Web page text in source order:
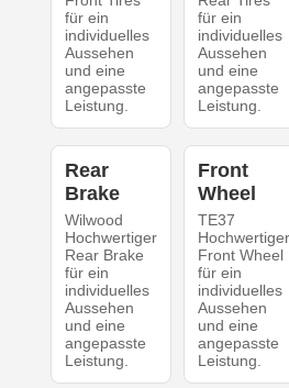
für ein
individuelles
Aussehen
und eine
angepasste
Leistung.
für ein
individuelles
Aussehen
und eine
angepasste
Leistung.
Rear
Brake
Wilwood
Hochwertiger
Rear Brake
für ein
individuelles
Aussehen
und eine
angepasste
Leistung.
Front
Wheel
TE37
Hochwertiger
Front Wheel
für ein
individuelles
Aussehen
und eine
angepasste
Leistung.